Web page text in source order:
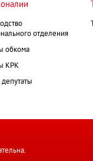
отделения
обкома
КРК